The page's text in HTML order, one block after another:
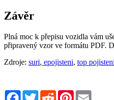
Závěr
Plná moc k přepisu vozidla vám
připravený vzor ve formátu PDF.
Zdroje: suri, epojisteni, top pojisteni
FacebookTwitterRedditPinterest